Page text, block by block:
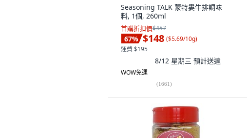
Seasoning TALK 蒙特婁牛排調味
料, 1個, 260ml
首購折扣價$457
67% $148 ($5.69/10g)
運費 $195
8/12 星期三 預計送達
WOW免運
(1661)